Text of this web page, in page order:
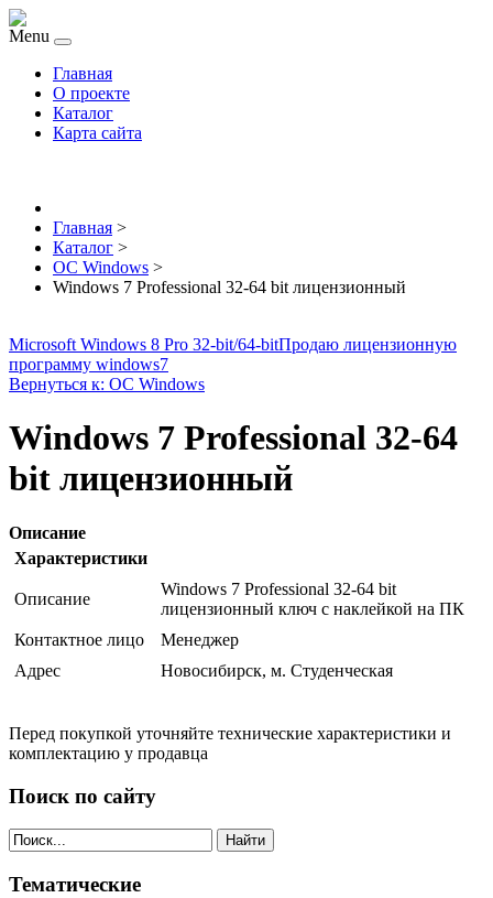
Menu
Главная
О проекте
Каталог
Карта сайта
Главная >
Каталог >
ОС Windows >
Windows 7 Professional 32-64 bit лицензионный
Microsoft Windows 8 Pro 32-bit/64-bitПродаю лицензионную
программу windows7
Вернуться к: ОС Windows
Windows 7 Professional 32-64
bit лицензионный
Описание
Характеристики
Описание
Windows 7 Professional 32-64 bit
лицензионный ключ с наклейкой на ПК
Контактное лицо
Менеджер
Адрес
Новосибирск, м. Студенческая
Перед покупкой уточняйте технические характеристики и
комплектацию у продавца
Поиск по сайту
Найти
Тематические